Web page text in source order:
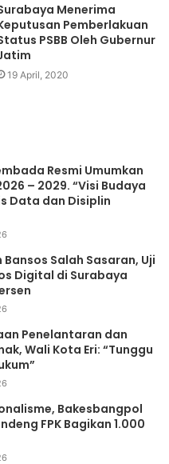
Menerima
Pemberlakuan
PSBB Oleh Gubernur
19 April, 2020
Resmi Umumkan
– 2029. “Visi Budaya
Data dan Disiplin
Bansos Salah Sasaran, Uji
Digital di Surabaya
Penelantaran dan
Wali Kota Eri: “Tunggu
Bakesbangpol
FPK Bagikan 1.000